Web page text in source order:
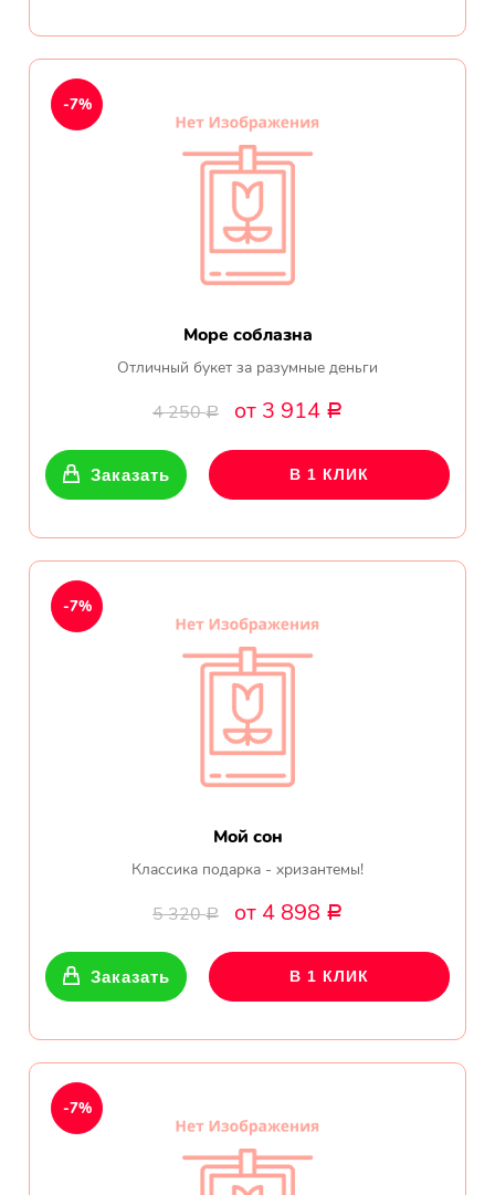
герберами оказался очень
ПОДПИШИТЕСЬ!
наших акциях и скидках
Ваше имя
Ваш Email
Море соблазна
Отличный букет за разумные деньги
4 250Р от 3 914 Р
-7%
Заказать В 1 КЛИК
Мой сон
Классика подарка - хризантемы!
5 320Р от 4 898 Р
-7%
Заказать В 1 КЛИК
-7%